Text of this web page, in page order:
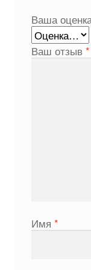
Ваша
Ваш отзыв *
Имя *